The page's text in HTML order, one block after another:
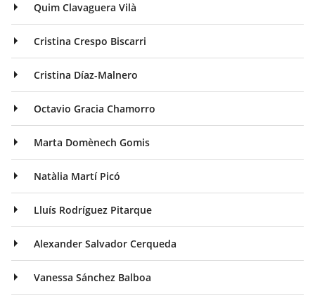
Quim Clavaguera Vilà
Cristina Crespo Biscarri
Cristina Díaz-Malnero
Octavio Gracia Chamorro
Marta Domènech Gomis
Natàlia Martí Picó
Lluís Rodríguez Pitarque
Alexander Salvador Cerqueda
Vanessa Sánchez Balboa